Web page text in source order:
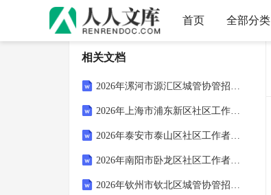
首页 全部分类
相关文档
2026年漯河市源汇区城管协管招聘考试备考试题及答案解析
2026年上海市浦东新区社区工作者招聘笔试参考试题及答案解析
2026年泰安市泰山区社区工作者招聘考试模拟试题及答案解析
2026年南阳市卧龙区社区工作者招聘考试备考题库及答案解析
2026年钦州市钦北区城管协管招聘笔试备考题库及答案解析